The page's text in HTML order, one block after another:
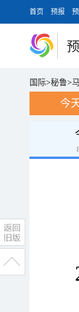
首页 预报
国际>秘鲁>
今